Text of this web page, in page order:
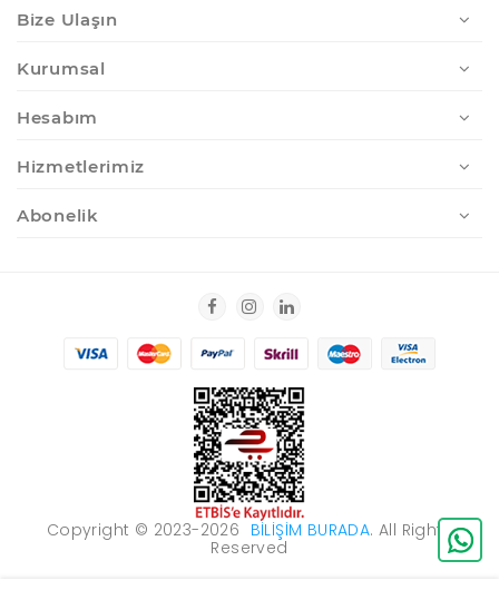
Bize Ulaşın
Kurumsal
Hesabım
Hizmetlerimiz
Abonelik
Copyright © 2023-2026 BILIŞIM BURADA. All Rights
Reserved